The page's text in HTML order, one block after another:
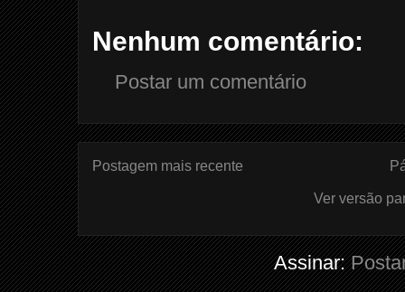
Nenhum comentário:
Postar um comentário
Postagem mais recente
Ver versão
Assinar: